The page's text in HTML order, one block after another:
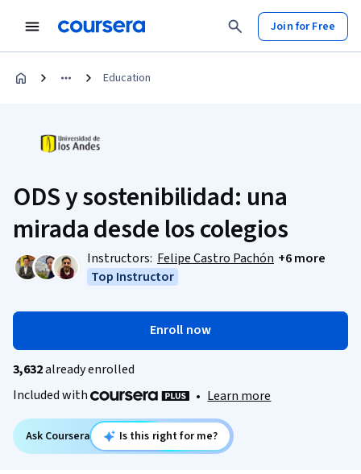
Join for Free
Education
ODS y sostenibilidad: una
mirada desde los colegios
Instructors: Felipe Castro Pachón +6 more
Top Instructor
Enroll now
3,632already enrolled
Included with
• Learn more
Ask Coursera Is this right for me?